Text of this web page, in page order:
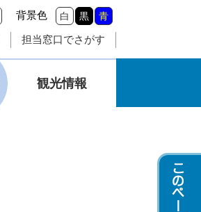
背景色 白 黒 青
担当窓口でさがす
観光情報